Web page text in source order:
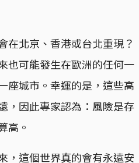
在北京、香港或台北重現？
也可能發生在歐洲的任何一
座城市。幸運的是，這些高
，因此專家認為：風險是存
高。
，這個世界真的會有永遠安